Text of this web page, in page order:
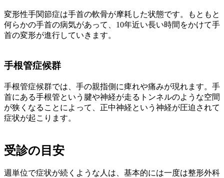
変形性手関節症は手首の軟骨が摩耗した状態です。もともと
何らかの手首の病気があって、10年近い長い時間をかけて手
首の変形が進行していきます。
手根管症候群
手根管症候群では、手の親指側に痺れや痛みが現れます。手
首にある手根管という腱や神経が走るトンネルのような空間
が狭くなることによって、正中神経という神経が圧迫されて
症状が起こります。
受診の目安
週単位で症状が続くような人は、基本的には一度は整形外科